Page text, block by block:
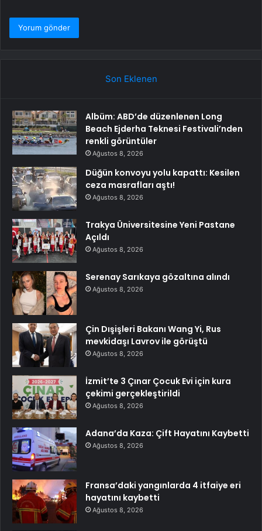
Son Eklenen
Albüm: ABD’de düzenlenen Long
Beach Ejderha Teknesi Festivali’nden
renkli görüntüler
Ağustos 8, 2026
Düğün konvoyu yolu kapattı: Kesilen
ceza masrafları aştı!
Ağustos 8, 2026
Trakya Üniversitesine Yeni Pastane
Açıldı
Ağustos 8, 2026
Serenay Sarıkaya gözaltına alındı
Ağustos 8, 2026
Çin Dışişleri Bakanı Wang Yi, Rus
mevkidaşı Lavrov ile görüştü
Ağustos 8, 2026
İzmit’te 3 Çınar Çocuk Evi için kura
çekimi gerçekleştirildi
Ağustos 8, 2026
Adana’da Kaza: Çift Hayatını Kaybetti
Ağustos 8, 2026
Fransa’daki yangınlarda 4 itfaiye eri
hayatını kaybetti
Ağustos 8, 2026